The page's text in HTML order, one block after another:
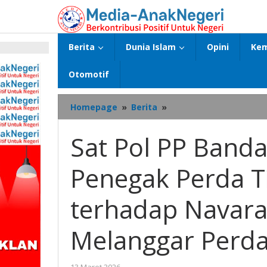
konten
Berita Dunia Islam Opini
Otomotif
Homepage » Berita »
Pol
Bandar
Lampung
selaku
Penegak
Tidak
Ada
Ketegasan
terhadap
Navara
Sat Pol PP
Penegak Perda
terhadap
Melanggar Perda